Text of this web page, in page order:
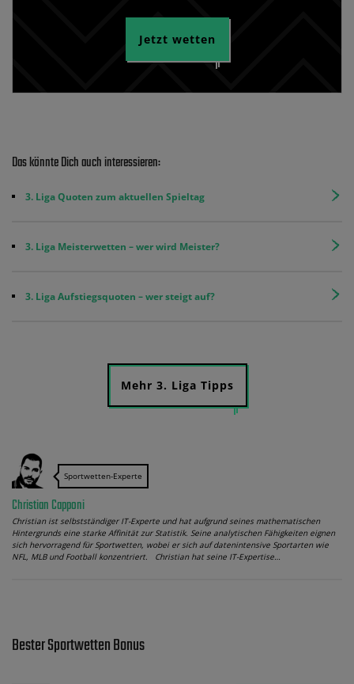
Jetzt wetten
Das könnte Dich auch interessieren:
3. Liga Quoten zum aktuellen Spieltag
3. Liga Meisterwetten – wer wird Meister?
3. Liga Aufstiegsquoten – wer steigt auf?
Mehr 3. Liga Tipps
Sportwetten-Experte
Christian Capponi
Christian ist selbstständiger IT-Experte und hat aufgrund seines mathematischen
Hintergrunds eine starke Affinität zur Statistik. Seine analytischen Fähigkeiten eignen
sich hervorragend für Sportwetten, wobei er sich auf datenintensive Sportarten wie
NFL, MLB und Football konzentriert. Christian hat seine IT-Expertise…
Bester Sportwetten Bonus